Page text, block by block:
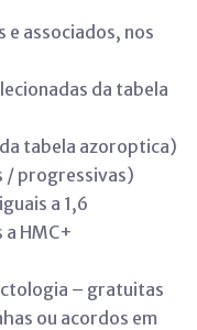
e associados, nos
da tabela
tabela azoroptica)
/ progressivas)
a 1,6
HMC+
– gratuitas
ou acordos em